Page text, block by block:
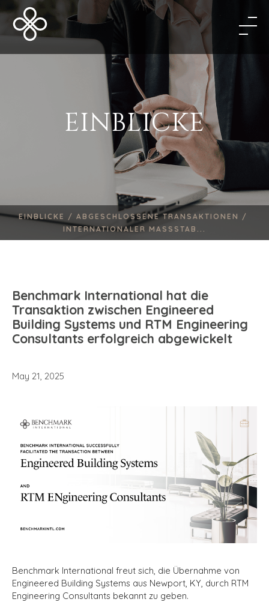
EINBLICKE
EINBLICKE / ABGESCHLOSSENE TRANSAKTIONEN /
INTERNATIONALER MASSSTAB...
Benchmark International hat die
Transaktion zwischen Engineered
Building Systems und RTM Engineering
Consultants erfolgreich abgewickelt
May 21, 2025
Benchmark International freut sich, die Übernahme von
Engineered Building Systems aus Newport, KY, durch RTM
Engineering Consultants bekannt zu geben.